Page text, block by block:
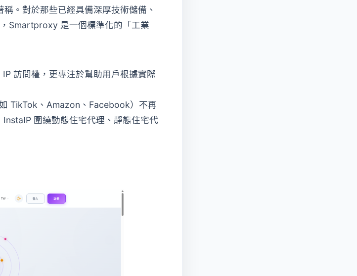
。對於那些已經具備深厚技術儲備、
Smartproxy 是一個標準化的「工業
訪問權，更專注於幫助用戶根據實際
TikTok、Amazon、Facebook）不再
圍繞動態住宅代理、靜態住宅代